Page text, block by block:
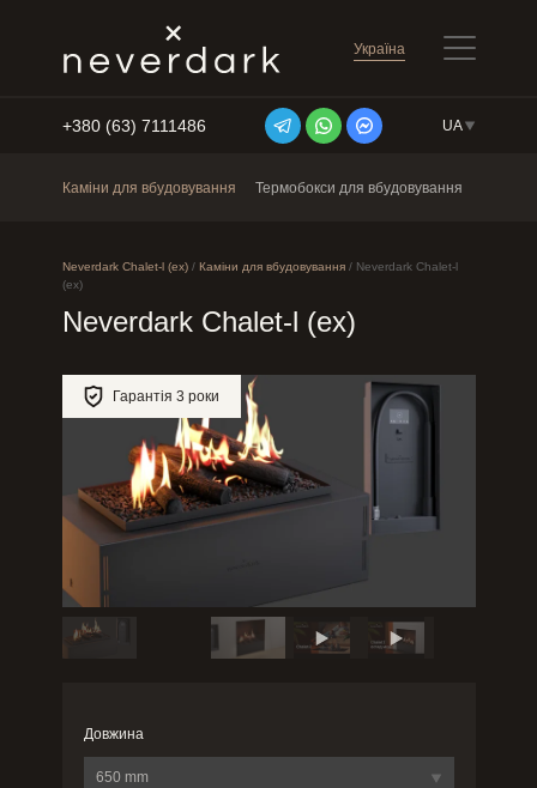
Україна
+380 (63) 7111486 UA
Каміни для вбудовування Термобокси для вбудовування
Neverdark Chalet-l (ex)/ Каміни для вбудовування/ Neverdark Chalet-l
(ex)
Neverdark Chalet-l (ex)
Гарантія 3 роки
Довжина
650 mm